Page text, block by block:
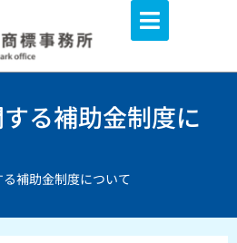
る補助金制度に
補助金制度について